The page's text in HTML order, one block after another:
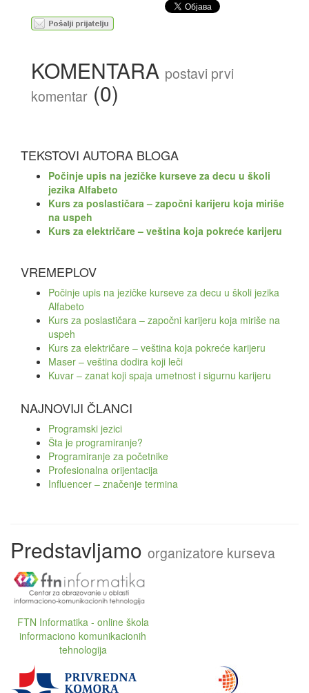
KOMENTARA postavi prvi
komentar (0)
TEKSTOVI AUTORA BLOGA
Počinje upis na jezičke kurseve za decu u školi
jezika Alfabeto
Kurs za poslastičara – započni karijeru koja miriše
na uspeh
Kurs za električare – veština koja pokreće karijeru
VREMEPLOV
Počinje upis na jezičke kurseve za decu u školi jezika
Alfabeto
Kurs za poslastičara – započni karijeru koja miriše na
uspeh
Kurs za električare – veština koja pokreće karijeru
Maser – veština dodira koji leči
Kuvar – zanat koji spaja umetnost i sigurnu karijeru
NAJNOVIJI ČLANCI
Programski jezici
Šta je programiranje?
Programiranje za početnike
Profesionalna orijentacija
Influencer – značenje termina
Predstavljamo organizatore kurseva
FTN Informatika - online škola
informaciono komunikacionih
tehnologija